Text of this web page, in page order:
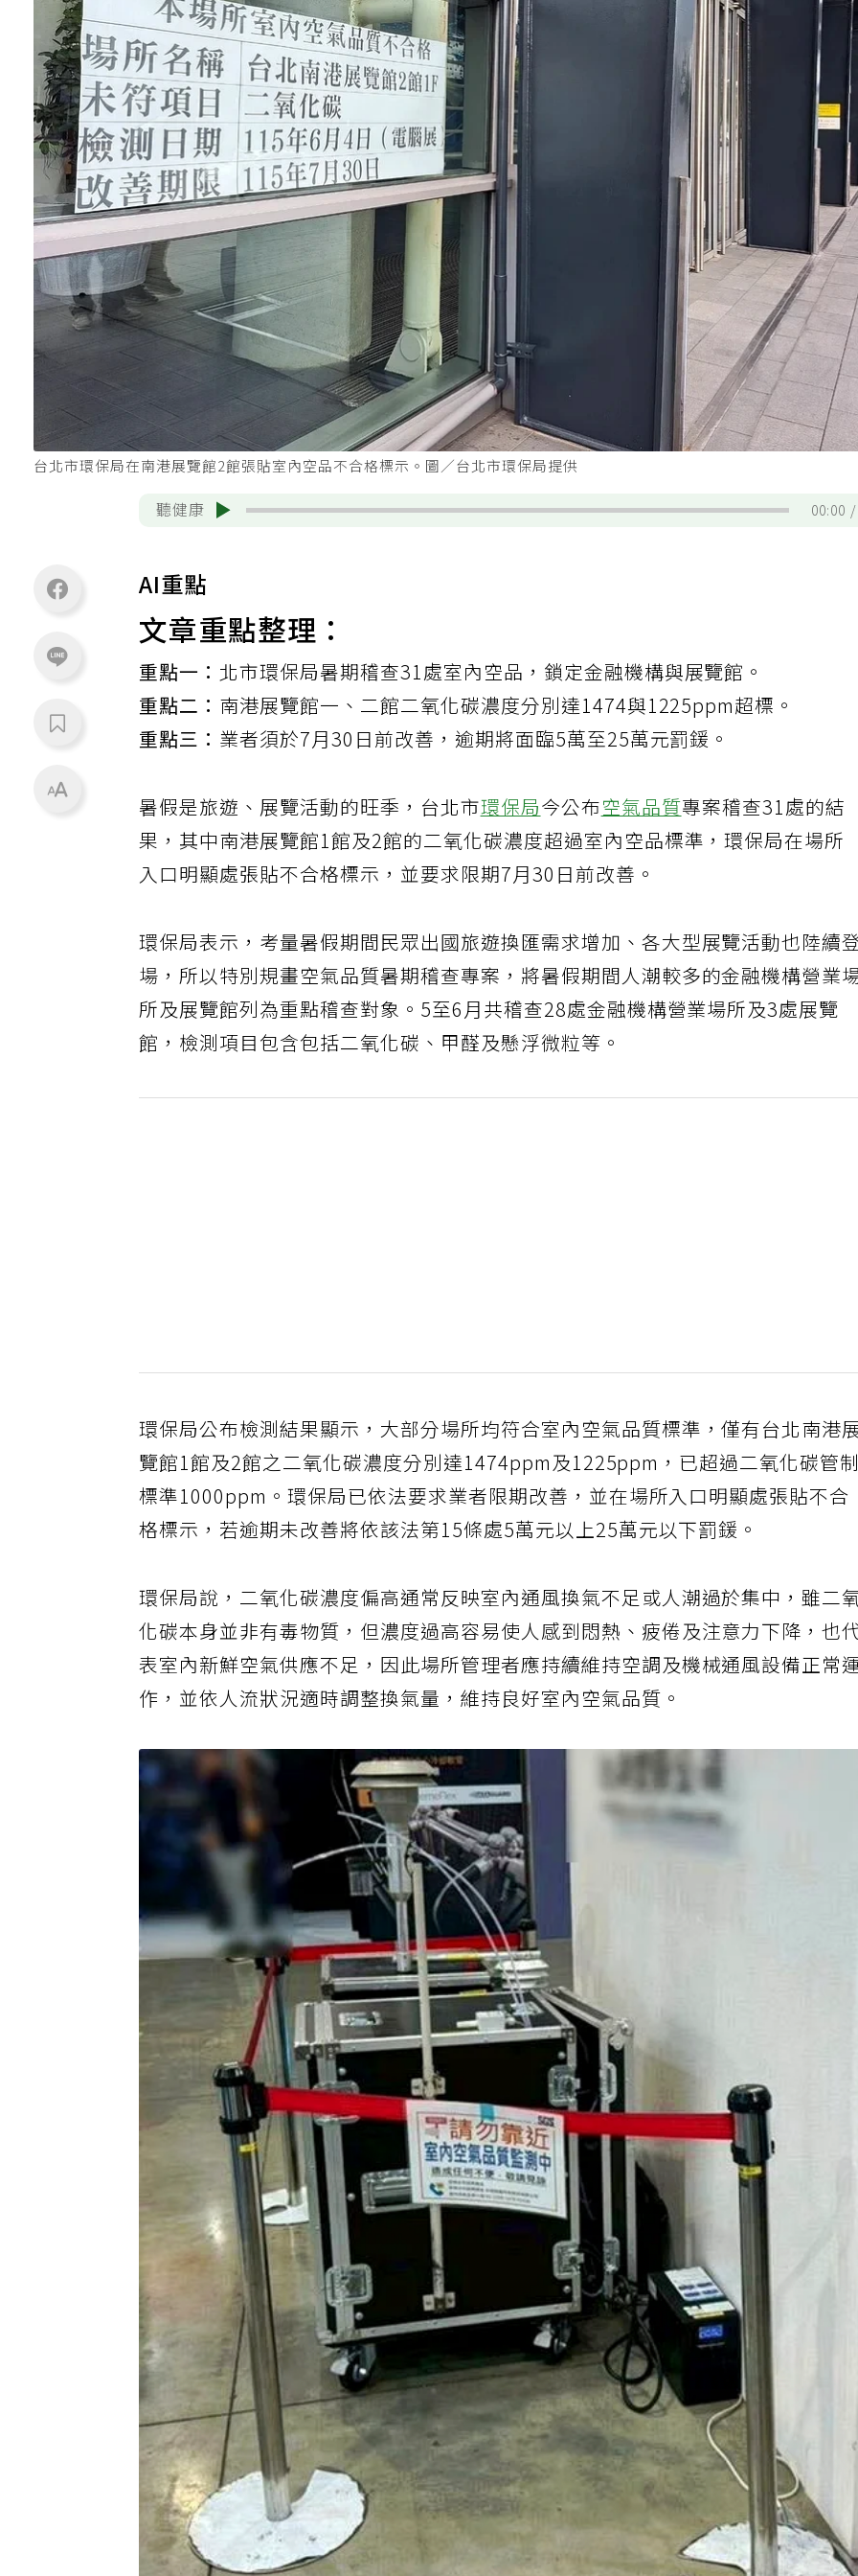
台北市環保局在南港展覽館2館張貼室內空品不合格標示。圖／台北市環保局提供
聽健康 00:00
AI重點
文章重點整理：
重點一：北市環保局暑期稽查31處室內空品，鎖定金融機構與展覽館。
重點二： 南港展覽館一、二館二氧化碳濃度分別達1474與1225ppm超標。
重點三： 業者須於7月30日前改善，逾期將面臨5萬至25萬元罰鍰。
暑假是旅遊、展覽活動的旺季，台北市環保局今公布空氣品質專案稽查31處的結
果，其中南港展覽館1館及2館的二氧化碳濃度超過室內空品標準，環保局在場所
入口明顯處張貼不合格標示，並要求限期7月30日前改善。
環保局表示，考量暑假期間民眾出國旅遊換匯需求增加、各大型展覽活動也陸續
場，所以特別規畫空氣品質暑期稽查專案，將暑假期間人潮較多的金融機構營業
所及展覽館列為重點稽查對象。5至6月共稽查28處金融機構營業場所及3處展覽
館，檢測項目包含包括二氧化碳、甲醛及懸浮微粒等。
環保局公布檢測結果顯示，大部分場所均符合室內空氣品質標準，僅有台北南港
覽館1館及2館之二氧化碳濃度分別達1474ppm及1225ppm，已超過二氧化碳管制
標準1000ppm。環保局已依法要求業者限期改善，並在場所入口明顯處張貼不合
格標示，若逾期未改善將依該法第15條處5萬元以上25萬元以下罰鍰。
環保局說，二氧化碳濃度偏高通常反映室內通風換氣不足或人潮過於集中，雖二
化碳本身並非有毒物質，但濃度過高容易使人感到悶熱、疲倦及注意力下降，也
表室內新鮮空氣供應不足，因此場所管理者應持續維持空調及機械通風設備正常
作，並依人流狀況適時調整換氣量，維持良好室內空氣品質。